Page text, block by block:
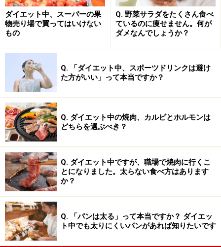
れ方
たったの10分のウォーキングの習慣でカラダが変わる！
やり方は至ってシンプル、食前または食後に10分間歩く
だけです。早歩きや階段を使用すればさらに効果は高ま
りますが、早歩きできる環境がない場合は普通に歩くだ
けでも十分です。実際に10分ウォークを取り入れている
女性のある一日を例に見てみましょう。
7：00 朝食
8：00 出勤
（朝食後10分ウォークは駅までの道のり。時間がある日
はさらに次の駅まで歩く）
9：00 仕事開始
ダイエット中、スーパーの果
物売り場で買ってはいけない
もの
Q. 野菜サラダをたくさん食べ
ているのに痩せません。何が
ダメなんでしょうか？
Q. 「ダイエット中、スポーツドリンクは避け
た方がいい」って本当ですか？
Q. ダイエット中の焼肉、カルビとホルモンは
どちらを選ぶべき？
Q. ダイエット中ですが、職場で焼肉に行くこ
とになりました。太らない食べ方はあります
か？
Q. 「パンは太る」って本当ですか？ ダイエッ
ト中でも太りにくいパンがあれば知りたいです